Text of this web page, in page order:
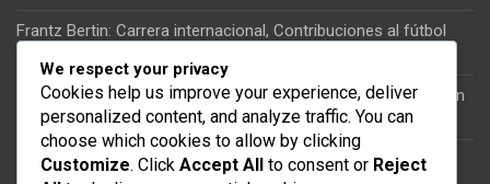
Frantz Bertin: Carrera internacional, Contribuciones al fútbol
Kervens Belfort: Carrera internacional, Impacto en la selección
nacional, Partidos clave
Jean-Jacques Pierre: Papel en la selección nacional, Partidos
We respect your privacy
Cookies help us improve your experience, deliver
personalized content, and analyze traffic. You can
choose which cookies to allow by clicking
Customize. Click Accept All to consent or Reject